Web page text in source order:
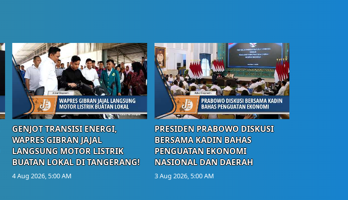
GENJOT TRANSISI ENERGI,
WAPRES GIBRAN JAJAL
LANGSUNG MOTOR LISTRIK
BUATAN LOKAL DI TANGERANG!
4 Aug 2026, 5:00 AM
PRESIDEN PRABOWO DISKUSI
BERSAMA KADIN BAHAS
PENGUATAN EKONOMI
NASIONAL DAN DAERAH
3 Aug 2026, 5:00 AM